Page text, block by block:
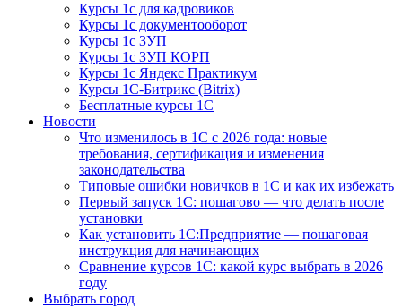
Курсы 1с для кадровиков
Курсы 1с документооборот
Курсы 1с ЗУП
Курсы 1с ЗУП КОРП
Курсы 1с Яндекс Практикум
Курсы 1С-Битрикс (Bitrix)
Бесплатные курсы 1С
Новости
Что изменилось в 1С с 2026 года: новые
требования, сертификация и изменения
законодательства
Типовые ошибки новичков в 1С и как их избежать
Первый запуск 1С: пошагово — что делать после
установки
Как установить 1С:Предприятие — пошаговая
инструкция для начинающих
Сравнение курсов 1С: какой курс выбрать в 2026
году
Выбрать город